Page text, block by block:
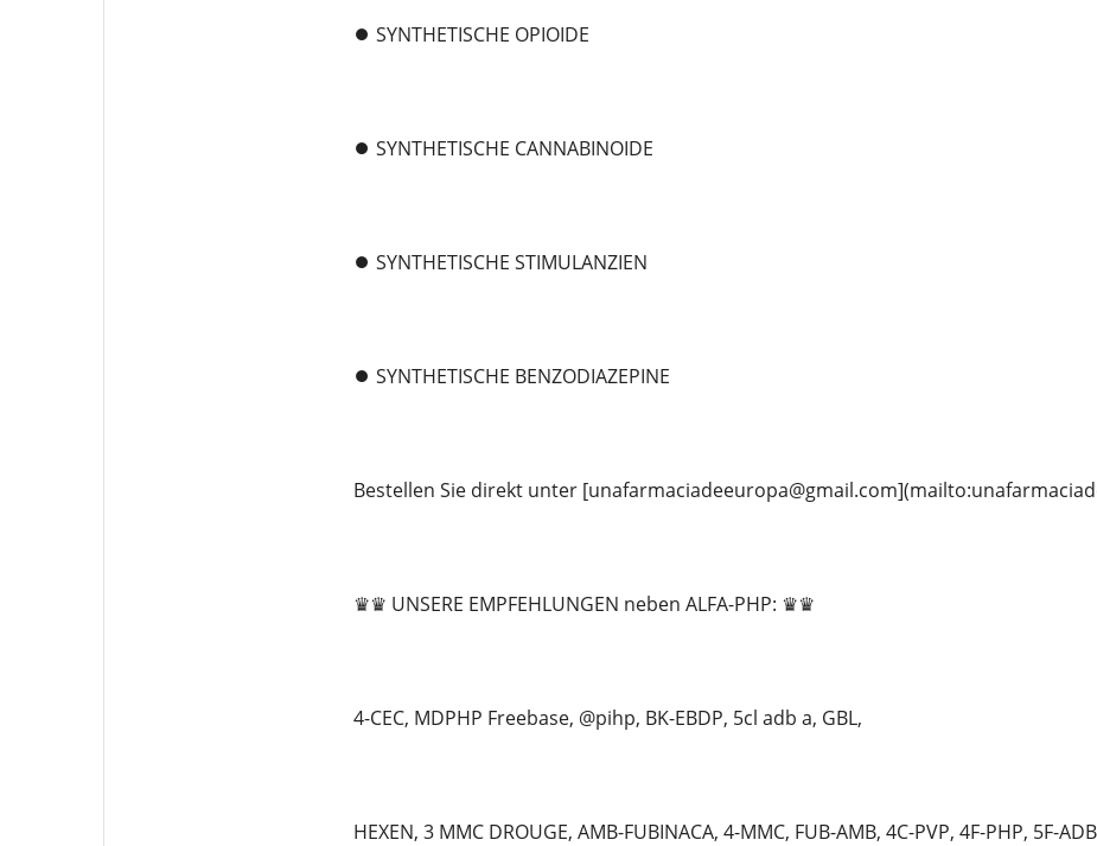
⏺️ SYNTHETISCHE OPIOIDE
⏺️ SYNTHETISCHE CANNABINOIDE
⏺️ SYNTHETISCHE STIMULANZIEN
⏺️ SYNTHETISCHE BENZODIAZEPINE
Bestellen Sie direkt unter
♛♛ UNSERE EMPFEHLUNGEN neben ALFA-PHP: ♛♛
4-CEC, MDPHP Freebase, @pihp, BK-EBDP, 5cl adb a, GBL,
HEXEN, 3 MMC DROUGE, AMB-FUBINACA, 4-MMC, FUB-AMB, 4C-PVP, 4F-PHP, 5F-